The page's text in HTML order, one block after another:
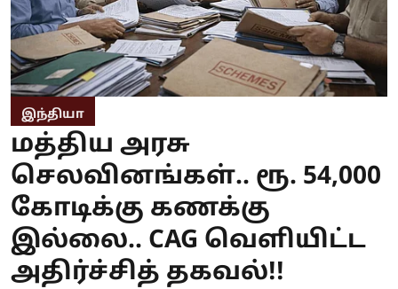
இந்தியா
மத்திய அரசு
செலவினங்கள்.. ரூ. 54,000
கோடிக்கு கணக்கு
இல்லை.. CAG வெளியிட்ட
அதிர்ச்சித் தகவல்!!